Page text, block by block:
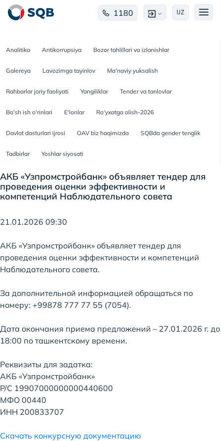
1180 UZ
Analitika Antikorrupsiya Bozor tahlillari va izlanishlar
Galereya Lavozimga tayinlov Ma'naviy yuksalish
Rahbarlar joriy faoliyati Yangiliklar Tender va tanlovlar
Bo'sh ish o'rinlari E'lonlar Ro‘yxatga olish-2026
Davlat dasturlari ijrosi OAV biz haqimizda SQBda gender tenglik
Tadbirlar Yoshlar siyosati
АКБ «Узпромстройбанк» объявляет тендер для
проведения оценки эффективности и
компетенций Наблюдательного совета
21.01.2026 09:30
АКБ «Узпромстройбанк» объявляет тендер для
проведения оценки эффективности и компетенций
Наблюдательного совета.
За дополнительной информацией обращаться по
номеру: +99878 777 77 55 (7054).
Дата окончания приема предложений – 27.01.2026 г. до
18:00 по ташкентскому времени.
Реквизиты для задатка:
АКБ «Узпромстройбанк»
Р/С 19907000000000440600
МФО 00440
ИНН 200833707
Скачать конкурсную документацию